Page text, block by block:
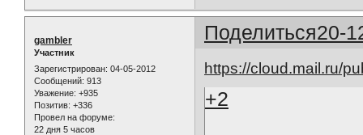
Поделиться20-
gambler
Участник
Зарегистрирован: 04-05-2012
Сообщений: 913
Уважение: +935
Позитив: +336
Провел на форуме:
22 дня 5 часов
https://cloud.mail.ru/
+2